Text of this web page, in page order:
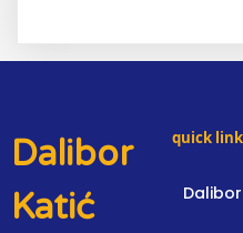
Dalibor
Katić
quick